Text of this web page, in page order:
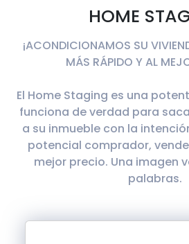
HOME
¡ACONDICIONAMOS SU
MÁS RÁPIDO Y AL
El Home Staging es una
funciona de verdad para
a su inmueble con la
potencial comprador,
mejor precio. Una imagen
palabras.